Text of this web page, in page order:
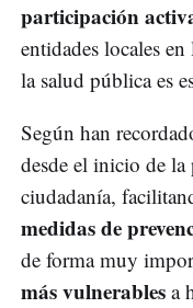
participación
entidades locales
la salud pública es
Según han
desde el inicio de
ciudadanía,
medidas de
de forma muy
más vulnerables a